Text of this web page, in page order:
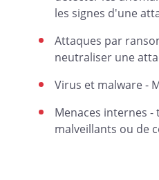
les signes d'une
Attaques par
neutraliser une
Virus et malware -
Menaces internes
malveillants ou de